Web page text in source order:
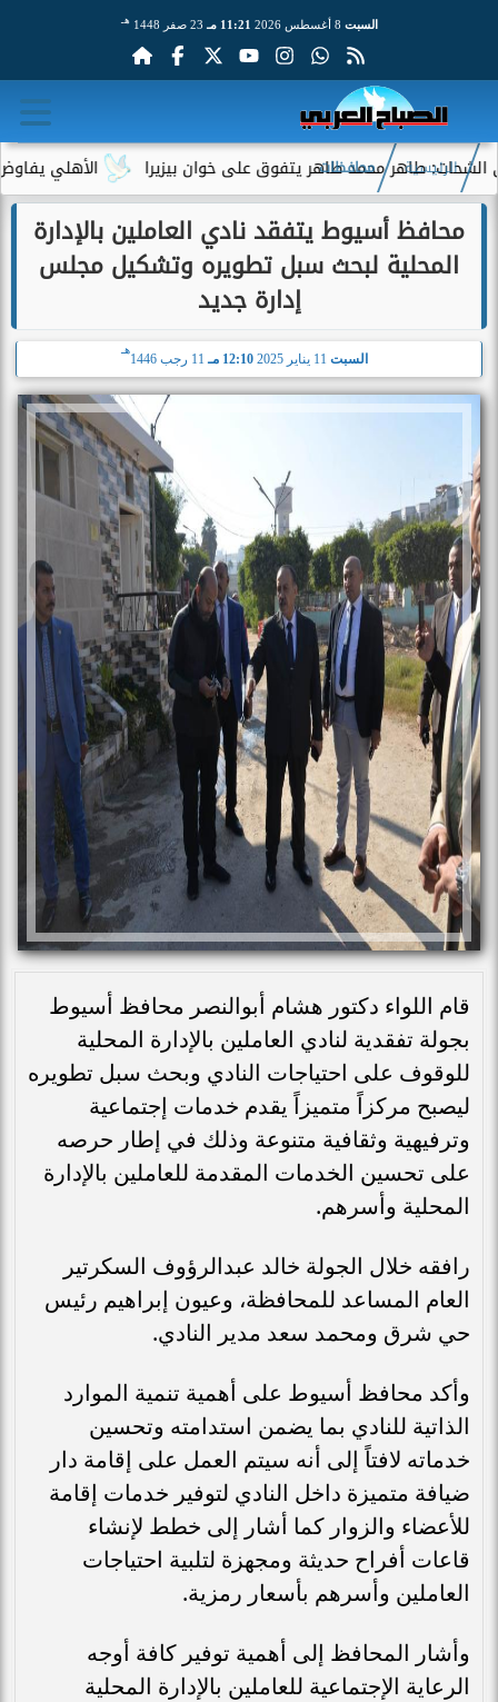
السبت 11:21 مـ 23 صفر 1448 هـ
الأهلي يفاوض أحمد طاهر محمد طاهر يتفوق على خوان بيزيرا
الرئيسية محافظات
محافظ أسيوط يتفقد نادي العاملين بالإدارة
المحلية لبحث سبل تطويره وتشكيل مجلس
إدارة جديد
السبت 12:10 مـ 11 رجب 1446
هـ
قام اللواء دكتور هشام أبوالنصر محافظ أسيوط
بجولة تفقدية لنادي العاملين بالإدارة المحلية
للوقوف على احتياجات النادي وبحث سبل تطويره
ليصبح مركزاً متميزاً يقدم خدمات إجتماعية
وترفيهية وثقافية متنوعة وذلك في إطار حرصه
على تحسين الخدمات المقدمة للعاملين بالإدارة
المحلية وأسرهم.
رافقه خلال الجولة خالد عبدالرؤوف السكرتير
العام المساعد للمحافظة، وعيون إبراهيم رئيس
حي شرق ومحمد سعد مدير النادي.
وأكد محافظ أسيوط على أهمية تنمية الموارد
الذاتية للنادي بما يضمن استدامته وتحسين
خدماته لافتاً إلى أنه سيتم العمل على إقامة دار
ضيافة متميزة داخل النادي لتوفير خدمات إقامة
للأعضاء والزوار كما أشار إلى خطط لإنشاء
قاعات أفراح حديثة ومجهزة لتلبية احتياجات
العاملين وأسرهم بأسعار رمزية.
وأشار المحافظ إلى أهمية توفير كافة أوجه
الرعاية الإجتماعية للعاملين بالإدارة المحلية